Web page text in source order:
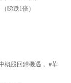
睇跌1倍）
概股回歸機遇， #華